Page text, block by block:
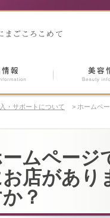
・サポートについて > ホームペ
ムページ
お店があり
？